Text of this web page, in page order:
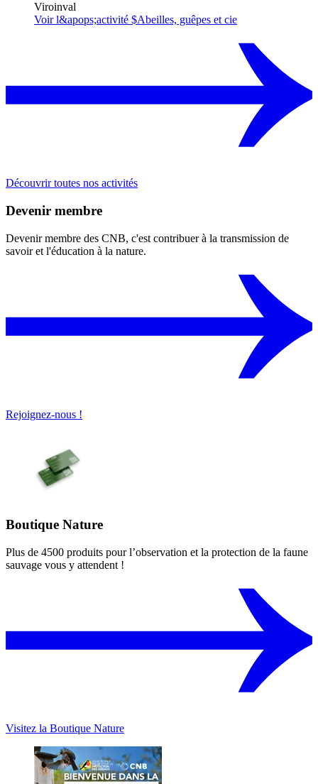
Viroinval
Voir l&apops;activité $Abeilles, guêpes et cie
Découvrir toutes nos activités
Devenir membre
Devenir membre des CNB, c'est contribuer à la transmission de
savoir et l'éducation à la nature.
Rejoignez-nous !
Boutique Nature
Plus de 4500 produits pour l’observation et la protection de la faune
sauvage vous y attendent !
Visitez la Boutique Nature